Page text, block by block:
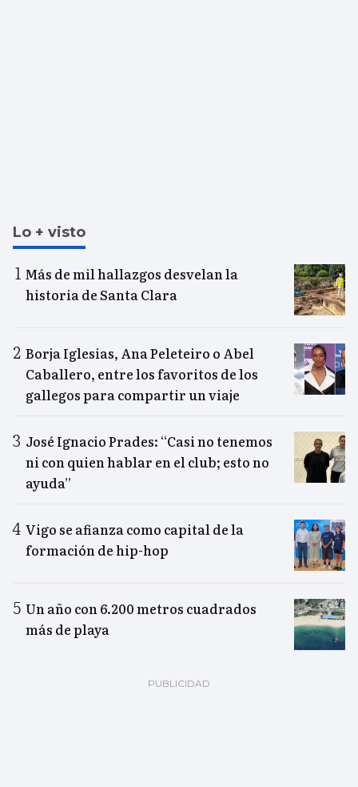
Lo + visto
Más de mil hallazgos desvelan la
historia de Santa Clara
Borja Iglesias, Ana Peleteiro o Abel
Caballero, entre los favoritos de los
gallegos para compartir un viaje
José Ignacio Prades: “Casi no tenemos
ni con quien hablar en el club; esto no
ayuda”
Vigo se afianza como capital de la
formación de hip-hop
Un año con 6.200 metros cuadrados
más de playa